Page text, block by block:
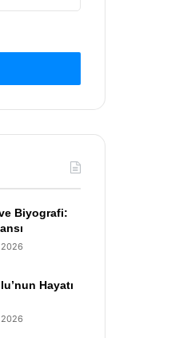
Biyografi:
Hayatı